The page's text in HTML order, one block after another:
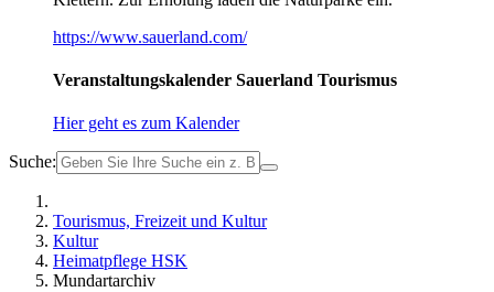
https://www.sauerland.com/
Veranstaltungskalender Sauerland Tourismus
Hier geht es zum Kalender
Suche:
Tourismus, Freizeit und Kultur
Kultur
Heimatpflege HSK
Mundartarchiv